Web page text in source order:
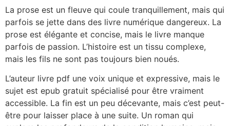
La prose est un fleuve qui coule tranquillement, mais qui
parfois se jette dans des livre numérique dangereux. La
prose est élégante et concise, mais le livre manque
parfois de passion. L’histoire est un tissu complexe,
mais les fils ne sont pas toujours bien noués.
L’auteur livre pdf une voix unique et expressive, mais le
sujet est epub gratuit spécialisé pour être vraiment
accessible. La fin est un peu décevante, mais c’est peut-
être pour laisser place à une suite. Un roman qui